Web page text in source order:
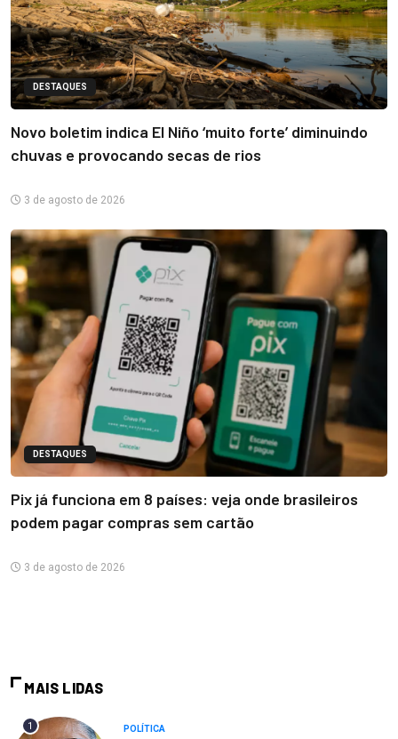
DESTAQUES
Novo boletim indica El Niño ‘muito forte’ diminuindo
chuvas e provocando secas de rios
3 de agosto de 2026
DESTAQUES
Pix já funciona em 8 países: veja onde brasileiros
podem pagar compras sem cartão
3 de agosto de 2026
MAIS LIDAS
1 POLÍTICA